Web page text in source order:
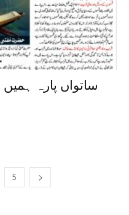
ساتواں پارہ ہمیں
5